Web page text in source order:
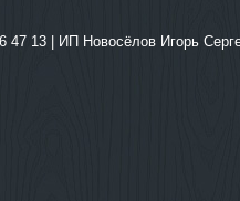
47 13 | ИП Новосёлов Игорь